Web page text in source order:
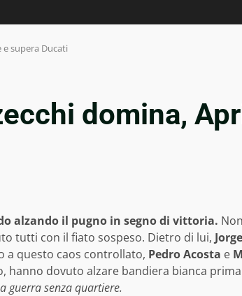
supera Ducati
domina,
alzando il pugno in segno di vittoria.
tutti con il fiato sospeso. Dietro di lui,
a questo caos controllato, Pedro Acosta e
dovuto alzare bandiera bianca
guerra senza quartiere.